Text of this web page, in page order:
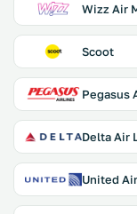
Wizz Air
Scoot
Pegasus
Delta Air
United